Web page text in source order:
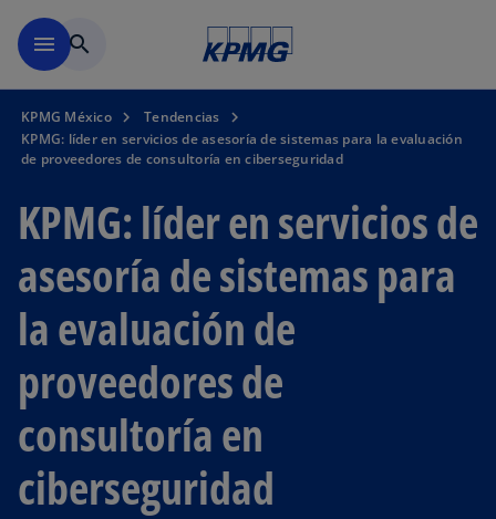
menu search
KPMG México
Tendencias
KPMG: líder en servicios de asesoría de sistemas para la evaluación
de proveedores de consultoría en ciberseguridad
KPMG: líder en servicios de
asesoría de sistemas para
la evaluación de
proveedores de
consultoría en
ciberseguridad